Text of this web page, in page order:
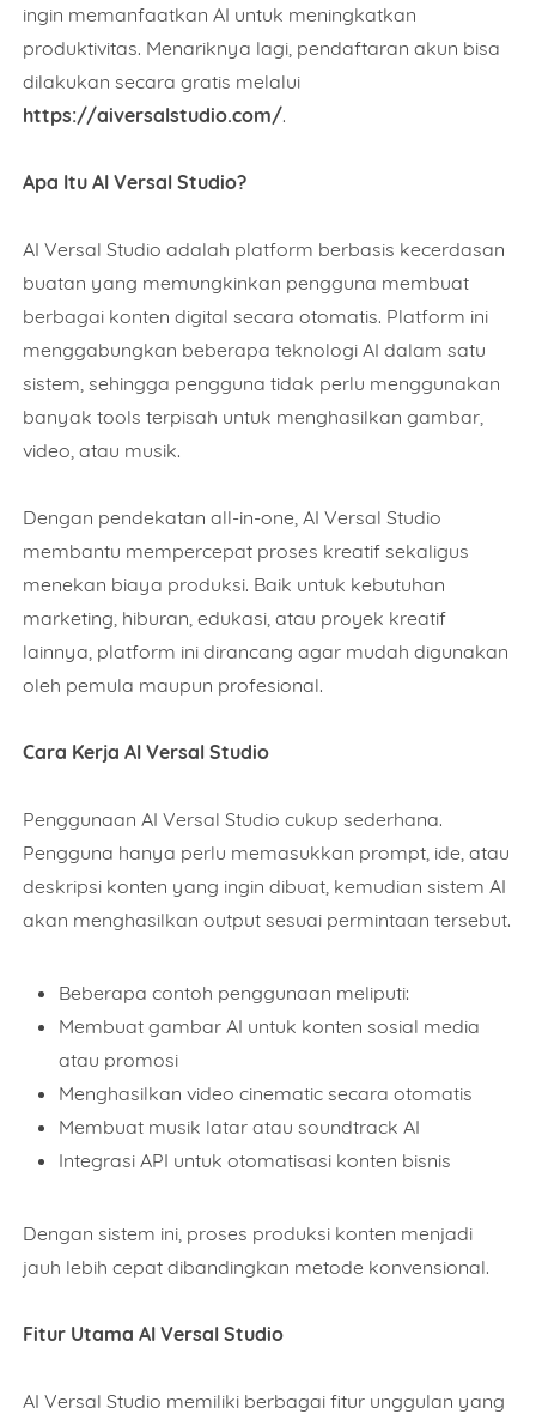
ingin memanfaatkan AI untuk meningkatkan
produktivitas. Menariknya lagi, pendaftaran akun bisa
dilakukan secara gratis melalui
https://aiversalstudio.com/.
Apa Itu AI Versal Studio?
AI Versal Studio adalah platform berbasis kecerdasan
buatan yang memungkinkan pengguna membuat
berbagai konten digital secara otomatis. Platform ini
menggabungkan beberapa teknologi AI dalam satu
sistem, sehingga pengguna tidak perlu menggunakan
banyak tools terpisah untuk menghasilkan gambar,
video, atau musik.
Dengan pendekatan all-in-one, AI Versal Studio
membantu mempercepat proses kreatif sekaligus
menekan biaya produksi. Baik untuk kebutuhan
marketing, hiburan, edukasi, atau proyek kreatif
lainnya, platform ini dirancang agar mudah digunakan
oleh pemula maupun profesional.
Cara Kerja AI Versal Studio
Penggunaan AI Versal Studio cukup sederhana.
Pengguna hanya perlu memasukkan prompt, ide, atau
deskripsi konten yang ingin dibuat, kemudian sistem AI
akan menghasilkan output sesuai permintaan tersebut.
Beberapa contoh penggunaan meliputi:
Membuat gambar AI untuk konten sosial media
atau promosi
Menghasilkan video cinematic secara otomatis
Membuat musik latar atau soundtrack AI
Integrasi API untuk otomatisasi konten bisnis
Dengan sistem ini, proses produksi konten menjadi
jauh lebih cepat dibandingkan metode konvensional.
Fitur Utama AI Versal Studio
AI Versal Studio memiliki berbagai fitur unggulan yang